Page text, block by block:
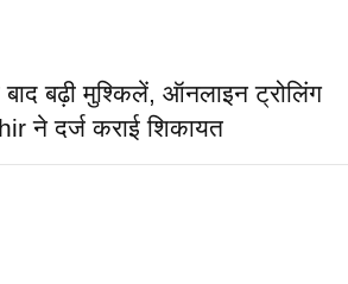
बढ़ी मुश्किलें, ऑनलाइन ट्रोलिंग
ने दर्ज कराई शिकायत